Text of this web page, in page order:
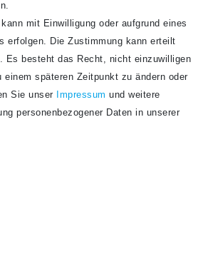
ich dieDaten­schutz­erklärunggelesen habe. Meine
mit Einwilligung oder aufgrund eines
erfolgen. Die Zustimmung kann erteilt
Es besteht das Recht, nicht einzuwilligen
einem späteren Zeitpunkt zu ändern oder
Sie unser
Impressum und weitere
personenbezogener Daten in unserer